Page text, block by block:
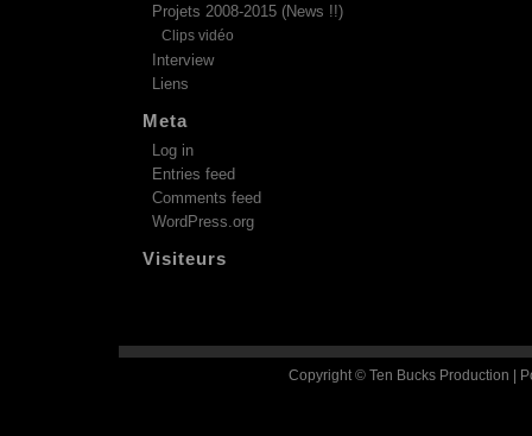
Projets 2008-2015 (News !!)
Clips vidéo
Interview
Liens
Meta
Log in
Entries feed
Comments feed
WordPress.org
Visiteurs
Copyright © Ten Bucks Production |